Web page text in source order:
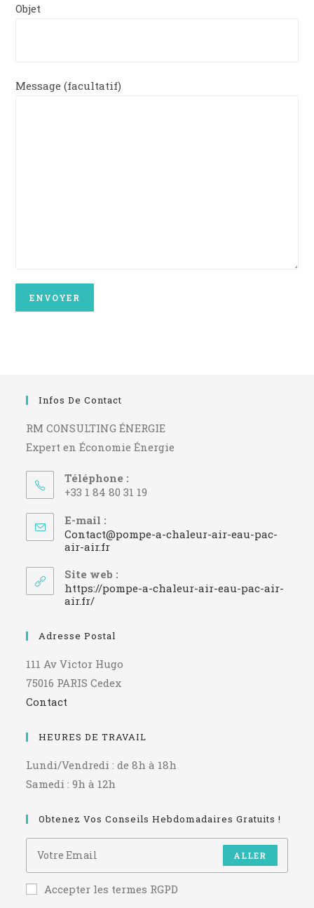
Objet
Message (facultatif)
Infos De Contact
RM CONSULTING ÉNERGIE
Expert en Économie Énergie
Téléphone :
+33 1 84 80 31 19
E-mail :
Contact@pompe-a-chaleur-air-eau-pac-
air-air.frS’ouvre
votre
application
Site web :
https://pompe-a-chaleur-air-eau-pac-air-
air.fr/
Adresse Postal
111 Av Victor Hugo
75016 PARIS Cedex
Contact
HEURES DE TRAVAIL
Lundi/Vendredi : de 8h à 18h
Samedi : 9h à 12h
Obtenez Vos Conseils Hebdomadaires Gratuits !
ALLER
Accepter les termes RGPD